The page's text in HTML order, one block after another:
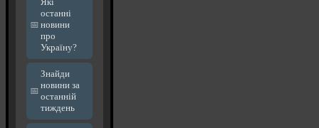
останні
новини
про
Україну?
Знайди
новини за
останній
тиждень